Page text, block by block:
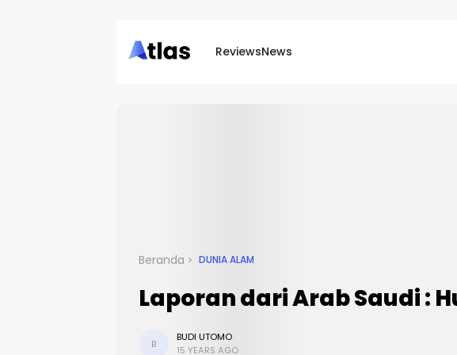
ReviewsNews
Beranda DUNIA ALAM
Laporan dari Arab Saudi :
B
BUDI UTOMO
15 YEARS AGO